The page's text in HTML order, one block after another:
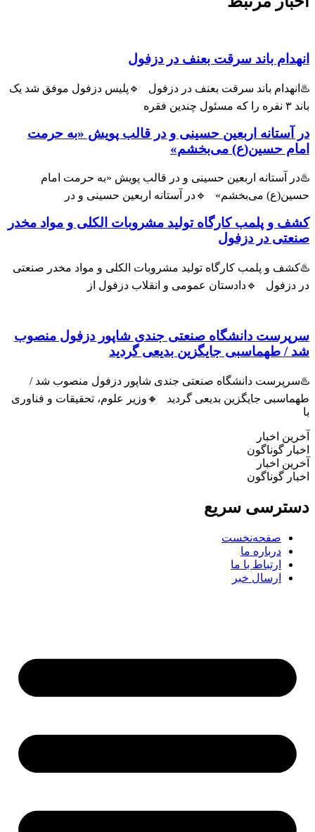
باند سرقت بعنف در دزفول
باند سرقت بعنف در دزفول 🔹پلیس دزفول موفق شد یک
فقره
آستانه اربعین حسینی و در قالب پویش «به حرمت
حسین(ع) می‌بخشم»
آستانه اربعین حسینی و در قالب پویش «به حرمت امام
می‌بخشم» 🔹در آستانه اربعین حسینی و در
و پلمب کارگاه تولید مشروبات الکلی و مواد مخدر
در دزفول
و پلمب کارگاه تولید مشروبات الکلی و مواد مخدر صنعتی
دزفول 🔹دادستان عمومی و انقلاب دزفول از
دانشگاه صنعتی جندی شاپور دزفول منصوب
/ طهماسبی جایگزین بدیعی گردید
دانشگاه صنعتی جندی شاپور دزفول منصوب شد /
جایگزین بدیعی گردید 🔸وزیر علوم، تحقیقات و فناوری
اخبار
گوناگون
اخبار
گوناگون
سریع
صفحه‌نخست
درباره ما
ارتباط با ما
ارسال خبر